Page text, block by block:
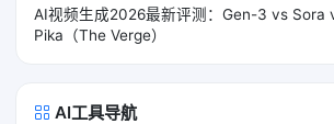
AI视频生成2026最新评测：Gen-3 vs Sora
Pika（The Verge）
AI工具导航